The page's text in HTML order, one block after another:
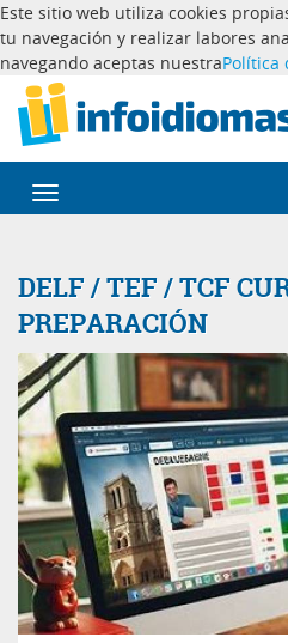
Este sitio web utiliza cookies
tu navegación y realizar labores
navegando aceptas nuestraPolítica
Desplegar
navegación
DELF / TEF / TCF
PREPARACIÓN